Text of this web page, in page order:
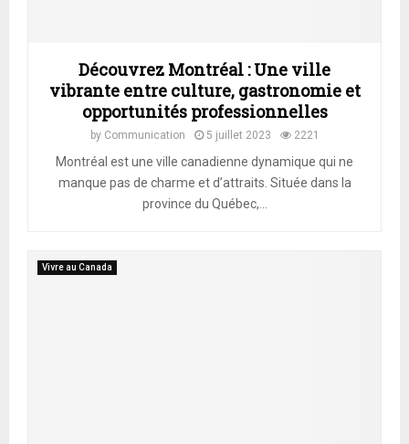
Découvrez Montréal : Une ville
vibrante entre culture, gastronomie et
opportunités professionnelles
by Communication 5 juillet 2023 2221
Montréal est une ville canadienne dynamique qui ne
manque pas de charme et d’attraits. Située dans la
province du Québec,...
Vivre au Canada